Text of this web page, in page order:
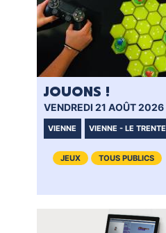
JOUONS !
VENDREDI 21 AOÛT 2026
VIENNE VIENNE - LE TRENTE
JEUX TOUS PUBLICS